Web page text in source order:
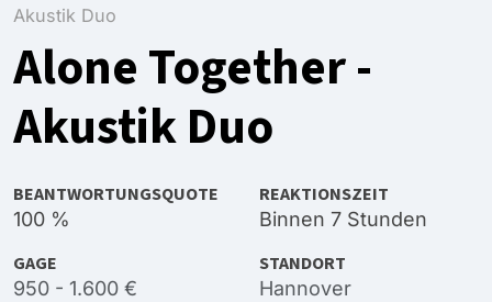
Akustik Duo
Alone Together -
Akustik Duo
BEANTWORTUNGSQUOTE
100 %
REAKTIONSZEIT
Binnen 7 Stunden
GAGE
950 - 1.600 €
STANDORT
Hannover